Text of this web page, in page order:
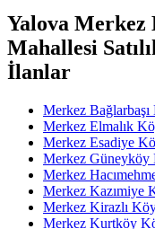
Yalova Merkez
Mahallesi
İlanlar
Merkez Bağlarbaşı
Merkez Elmalık
Merkez Esadiye
Merkez Güneyköy
Merkez
Merkez Kazımiye
Merkez Kirazlı
Merkez Kurtköy